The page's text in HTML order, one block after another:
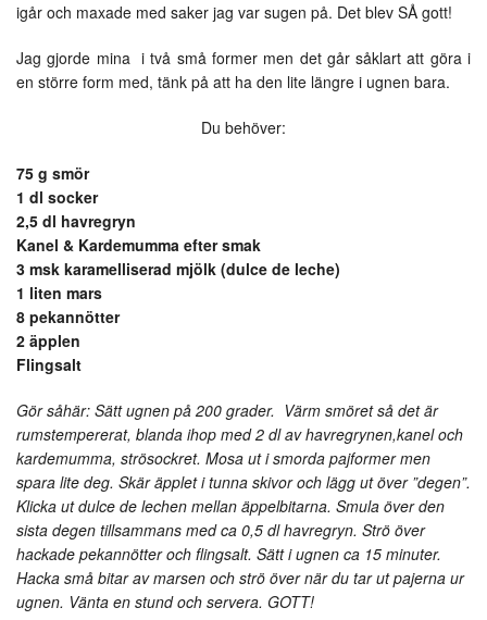
igår och maxade med saker jag var sugen på. Det blev SÅ gott!
Jag gjorde mina i två små former men det går såklart att göra i
en större form med, tänk på att ha den lite längre i ugnen bara.
Du behöver:
75 g smör
1 dl socker
2,5 dl havregryn
Kanel & Kardemumma efter smak
3 msk karamelliserad mjölk (dulce de leche)
1 liten mars
8 pekannötter
2 äpplen
Flingsalt
Gör såhär: Sätt ugnen på 200 grader. Värm smöret så det är
rumstempererat, blanda ihop med 2 dl av havregrynen,kanel och
kardemumma, strösockret. Mosa ut i smorda pajformer men
spara lite deg. Skär äpplet i tunna skivor och lägg ut över ”degen”.
Klicka ut dulce de lechen mellan äppelbitarna. Smula över den
sista degen tillsammans med ca 0,5 dl havregryn. Strö över
hackade pekannötter och flingsalt. Sätt i ugnen ca 15 minuter.
Hacka små bitar av marsen och strö över när du tar ut pajerna ur
ugnen. Vänta en stund och servera. GOTT!